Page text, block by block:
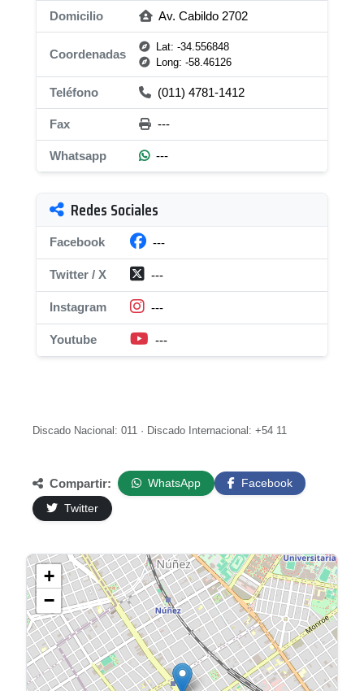
Domicilio Av. Cabildo 2702
Coordenadas
Lat: -34.556848
Long: -58.46126
Teléfono (011) 4781-1412
Fax ---
Whatsapp ---
Redes Sociales
Facebook ---
Twitter / X ---
Instagram ---
Youtube ---
Discado Nacional: 011 · Discado Internacional: +54 11
Compartir: WhatsApp
Facebook
Twitter
+
−